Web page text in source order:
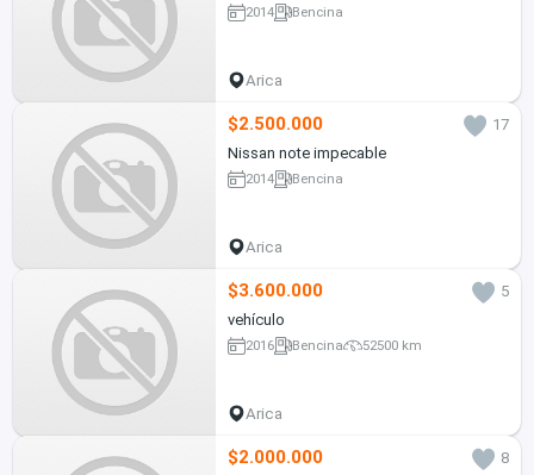
2014 Bencina
Arica
$2.500.000
17
Nissan note impecable
2014 Bencina
Arica
$3.600.000
5
vehículo
2016 Bencina 52500 km
Arica
$2.000.000
8